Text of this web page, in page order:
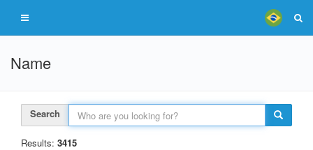
Name
Search
Results: 3415